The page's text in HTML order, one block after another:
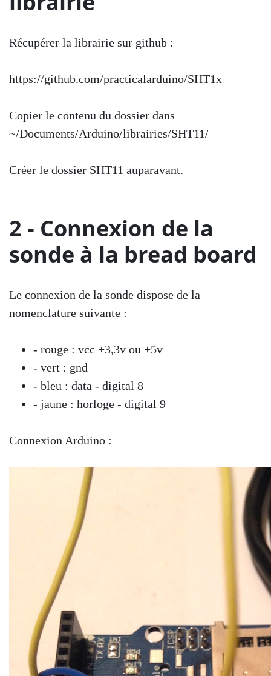
Récupérer la librairie sur github :
https://github.com/practicalarduino/SHT1x
Copier le contenu du dossier dans
~/Documents/Arduino/librairies/SHT11/
Créer le dossier SHT11 auparavant.
2 - Connexion de la
sonde à la bread board
Le connexion de la sonde dispose de la
nomenclature suivante :
- rouge : vcc +3,3v ou +5v
- vert : gnd
- bleu : data - digital 8
- jaune : horloge - digital 9
Connexion Arduino :